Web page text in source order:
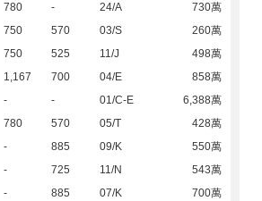
780 - 24/A
730萬
750 570 03/S
260萬
750 525 11/J
498萬
1,167 700 04/E
858萬
- - 01/C-E
6,388萬
780 570 05/T
428萬
- 885 09/K
550萬
- 725 11/N
543萬
- 885 07/K
700萬